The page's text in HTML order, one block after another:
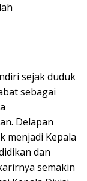
sejak duduk
sebagai
Delapan
menjadi Kepala
dan
semakin